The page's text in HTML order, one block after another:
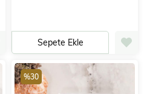
Sepete Ekle
%30